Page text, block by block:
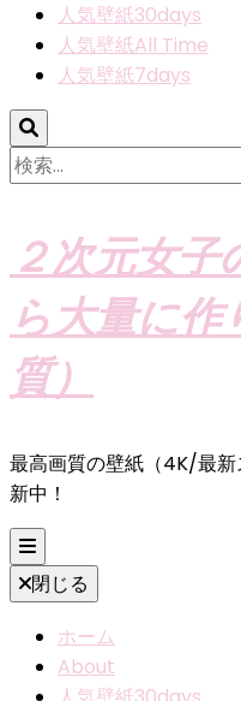
人気壁紙30days
人気壁紙All Time
人気壁紙7days
検
索:
２次元女
ら大量に
質）
最高画質の壁紙（4K/最
新中！
閉じる
ホーム
About